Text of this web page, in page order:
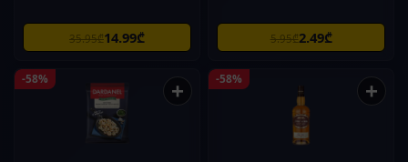
35.95₾14.99₾ 5.95₾2.49₾
-58% + -58% +